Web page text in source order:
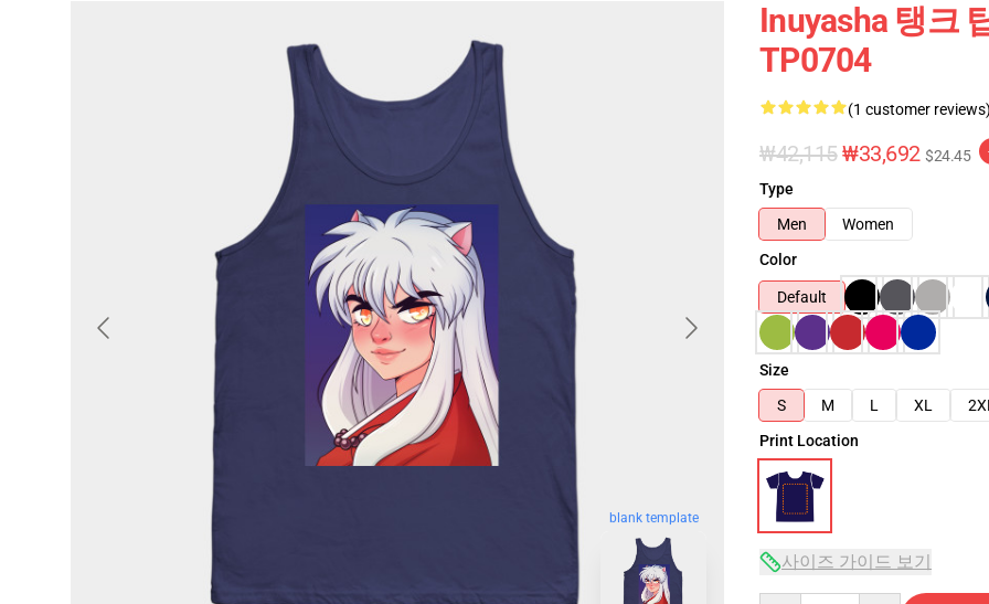
blank template
Inuyasha 탱크
TP0704
(1 customer reviews)
₩42,115₩33,692 $24.45
Type
Men
Women
Color
Default
Size
S
M L XL 2XL
Print Location
사이즈 가이드 보기